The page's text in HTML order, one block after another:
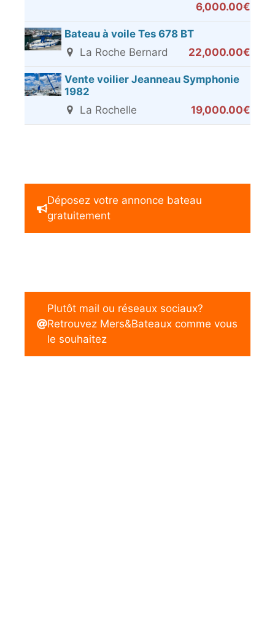
6,000.00€
Bateau à voile Tes 678 BT
La Roche Bernard
22,000.00€
Vente voilier Jeanneau Symphonie
1982
La Rochelle
19,000.00€
Déposez votre annonce bateau
gratuitement
Plutôt mail ou réseaux sociaux?
Retrouvez Mers&Bateaux comme vous
le souhaitez